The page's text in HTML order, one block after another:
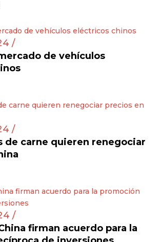
/
de vehículos
/
de carne quieren renegociar
/
firman acuerdo para la